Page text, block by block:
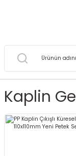
Kaplin